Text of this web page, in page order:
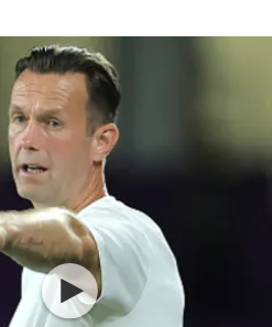
הפועל תל אביב
הפועל חיפה
הפועל באר שבע
מכבי נתניה